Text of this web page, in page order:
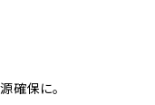
確保に。